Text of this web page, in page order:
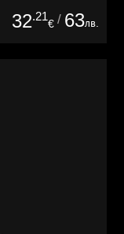
32.21
€ / 63лв.